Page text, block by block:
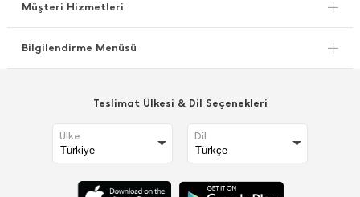
Müşteri Hizmetleri
Bilgilendirme Menüsü
Teslimat Ülkesi & Dil Seçenekleri
Ülke Dil